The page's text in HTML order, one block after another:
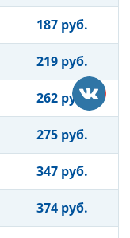
187 руб.
219 руб.
262 руб.
275 руб.
347 руб.
374 руб.